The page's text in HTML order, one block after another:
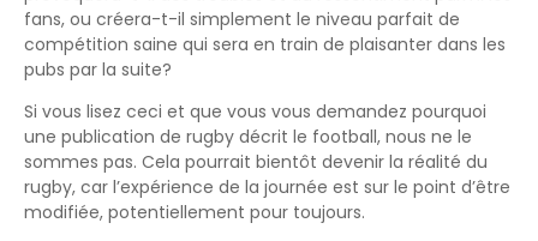
fans, ou créera-t-il simplement le niveau parfait de
compétition saine qui sera en train de plaisanter dans les
pubs par la suite?
Si vous lisez ceci et que vous vous demandez pourquoi
une publication de rugby décrit le football, nous ne le
sommes pas. Cela pourrait bientôt devenir la réalité du
rugby, car l’expérience de la journée est sur le point d’être
modifiée, potentiellement pour toujours.